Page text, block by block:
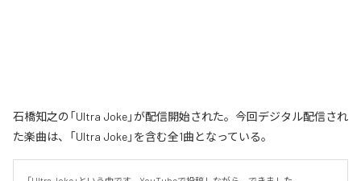
石橋知之の「Ultra Joke」が配信開始された。今回デジタル配信され
た楽曲は、「Ultra Joke」を含む全1曲となっている。